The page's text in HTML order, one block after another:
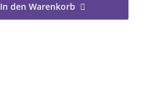
In den Warenkorb